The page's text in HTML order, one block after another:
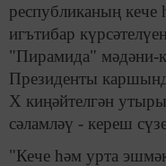
республиканың кече
игътибар
"Пирамида" мәдәни-
Президенты
X киңәйтелгән
сәламләү - кереш
"Кече һәм урта